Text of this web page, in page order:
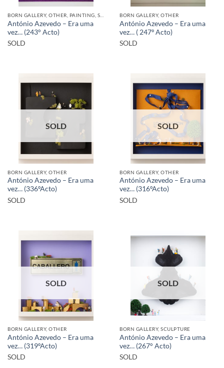
António Azevedo – Era uma
vez… (243° Acto)
SOLD
BORN GALLERY, OTHER
António Azevedo – Era uma
vez… ( 247º Acto)
SOLD
SOLD
BORN GALLERY, OTHER
António Azevedo – Era uma
vez… (336ºActo)
SOLD
SOLD
BORN GALLERY, OTHER
António Azevedo – Era uma
vez… (316ºActo)
SOLD
SOLD
BORN GALLERY, OTHER
António Azevedo – Era uma
vez… (319ºActo)
SOLD
SOLD
BORN GALLERY, SCULPTURE
António Azevedo – Era uma
vez… (267° Acto)
SOLD